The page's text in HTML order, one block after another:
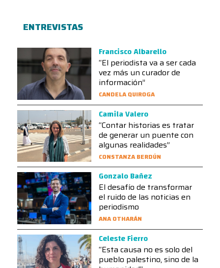
ENTREVISTAS
Francisco Albarello
“El periodista va a ser cada
vez más un curador de
información”
CANDELA QUIROGA
Camila Valero
“Contar historias es tratar
de generar un puente con
algunas realidades”
CONSTANZA BERDÚN
Gonzalo Bañez
El desafío de transformar
el ruido de las noticias en
periodismo
ANA OTHARÁN
Celeste Fierro
“Esta causa no es solo del
pueblo palestino, sino de la